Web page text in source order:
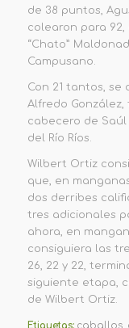
de 38 puntos,
colearon para 92,
“Chato”
Campusano.
Con 21 tantos,
Alfredo González,
cabecero de
del Río Ríos.
Wilbert Ortiz
que, en
dos derribes
tres adicionales
ahora, en
consiguiera las
26, 22 y 22,
siguiente etapa,
de Wilbert Ortiz.
Etiquetas: caballos,